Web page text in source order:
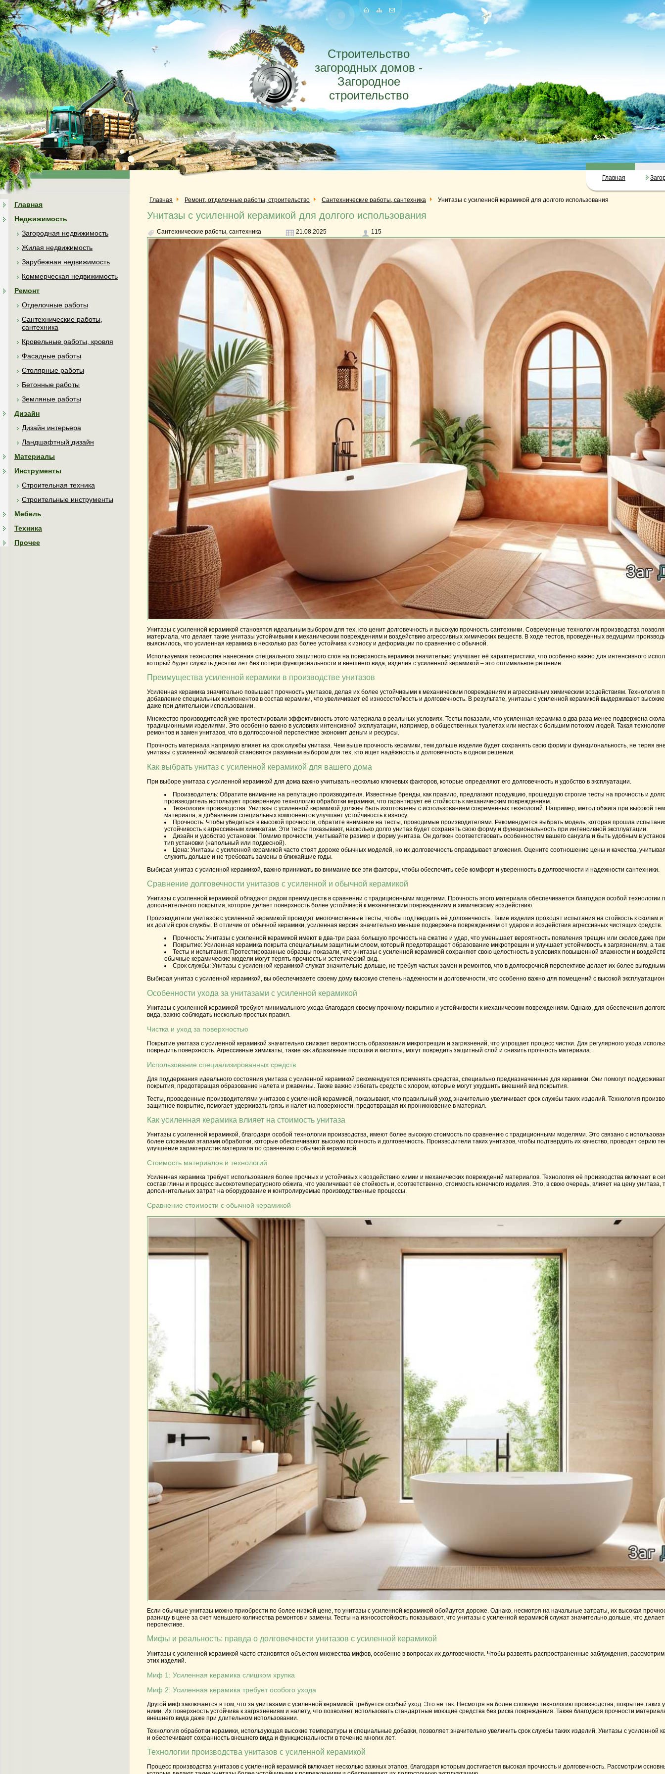
Строительство
загородных домов -
Загородное
строительство
Главная
Главная
Недвижимость
Загородная недвижимость
Жилая недвижимость
Зарубежная недвижимость
Коммерческая недвижимость
Ремонт
Отделочные работы
Сантехнические работы,
сантехника
Кровельные работы, кровля
Фасадные работы
Столярные работы
Бетонные работы
Земляные работы
Дизайн
Дизайн интерьера
Ландшафтный дизайн
Материалы
Инструменты
Строительная техника
Строительные инструменты
Мебель
Техника
Прочее
Главная Ремонт, отделочные работы, строительство Сантехнические работы, сантехника Унитазы с усиленной керамикой для долгого использования
Унитазы с усиленной керамикой для долгого использования
Сантехнические работы, сантехника 21.08.2025 115
Унитазы с усиленной керамикой становятся идеальным выбором для тех, кто ценит долговечность и высокую прочность сантехники. Современные технологии производства
материала, что делает такие унитазы устойчивыми к механическим повреждениям и воздействию агрессивных химических веществ. В ходе тестов, проведённых ведущими
выяснилось, что усиленная керамика в несколько раз более устойчива к износу и деформации по сравнению с обычной.
Используемая технология нанесения специального защитного слоя на поверхность керамики значительно улучшает её характеристики, что особенно важно для интенсивного
который будет служить десятки лет без потери функциональности и внешнего вида, изделия с усиленной керамикой – это оптимальное решение.
Преимущества усиленной керамики в производстве унитазов
Усиленная керамика значительно повышает прочность унитазов, делая их более устойчивыми к механическим повреждениям и агрессивным химическим воздействиям. Технология
добавление специальных компонентов в состав керамики, что увеличивает её износостойкость и долговечность. В результате, унитазы с усиленной керамикой выдерживают
даже при длительном использовании.
Множество производителей уже протестировали эффективность этого материала в реальных условиях. Тесты показали, что усиленная керамика в два раза менее подвержена
традиционными изделиями. Это особенно важно в условиях интенсивной эксплуатации, например, в общественных туалетах или местах с большим потоком людей. Такая
ремонтов и замен унитазов, что в долгосрочной перспективе экономит деньги и ресурсы.
Прочность материала напрямую влияет на срок службы унитаза. Чем выше прочность керамики, тем дольше изделие будет сохранять свою форму и функциональность, не теряя
унитазы с усиленной керамикой становятся разумным выбором для тех, кто ищет надёжность и долговечность в одном решении.
Как выбрать унитаз с усиленной керамикой для вашего дома
При выборе унитаза с усиленной керамикой для дома важно учитывать несколько ключевых факторов, которые определяют его долговечность и удобство в эксплуатации.
Производитель: Обратите внимание на репутацию производителя. Известные бренды, как правило, предлагают продукцию, прошедшую строгие тесты на прочность и
производитель использует проверенную технологию обработки керамики, что гарантирует её стойкость к механическим повреждениям.
Технология производства: Унитазы с усиленной керамикой должны быть изготовлены с использованием современных технологий. Например, метод обжига при высокой
материала, а добавление специальных компонентов улучшает устойчивость к износу.
Прочность: Чтобы убедиться в высокой прочности, обратите внимание на тесты, проводимые производителями. Рекомендуется выбрать модель, которая прошла
устойчивость к агрессивным химикатам. Эти тесты показывают, насколько долго унитаз будет сохранять свою форму и функциональность при интенсивной эксплуатации.
Дизайн и удобство установки: Помимо прочности, учитывайте размер и форму унитаза. Он должен соответствовать особенностям вашего санузла и быть удобным в
тип установки (напольный или подвесной).
Цена: Унитазы с усиленной керамикой часто стоят дороже обычных моделей, но их долговечность оправдывает вложения. Оцените соотношение цены и качества,
служить дольше и не требовать замены в ближайшие годы.
Выбирая унитаз с усиленной керамикой, важно принимать во внимание все эти факторы, чтобы обеспечить себе комфорт и уверенность в долговечности и надежности сантехники.
Сравнение долговечности унитазов с усиленной и обычной керамикой
Унитазы с усиленной керамикой обладают рядом преимуществ в сравнении с традиционными моделями. Прочность этого материала обеспечивается благодаря особой технологии
дополнительного покрытия, которое делает поверхность более устойчивой к механическим повреждениям и химическому воздействию.
Производители унитазов с усиленной керамикой проводят многочисленные тесты, чтобы подтвердить её долговечность. Такие изделия проходят испытания на стойкость к сколам
их долгий срок службы. В отличие от обычной керамики, усиленная версия значительно меньше подвержена повреждениям от ударов и воздействия агрессивных чистящих средств.
Прочность: Унитазы с усиленной керамикой имеют в два-три раза большую прочность на сжатие и удар, что уменьшает вероятность появления трещин или сколов даже
Покрытие: Усиленная керамика покрыта специальным защитным слоем, который предотвращает образование микротрещин и улучшает устойчивость к загрязнениям, а
Тесты и испытания: Протестированные образцы показали, что унитазы с усиленной керамикой сохраняют свою целостность в условиях повышенной влажности и
обычные керамические модели могут терять прочность и эстетический вид.
Срок службы: Унитазы с усиленной керамикой служат значительно дольше, не требуя частых замен и ремонтов, что в долгосрочной перспективе делает их более
Выбирая унитаз с усиленной керамикой, вы обеспечиваете своему дому высокую степень надежности и долговечности, что особенно важно для помещений с высокой
Особенности ухода за унитазами с усиленной керамикой
Унитазы с усиленной керамикой требуют минимального ухода благодаря своему прочному покрытию и устойчивости к механическим повреждениям. Однако, для обеспечения
вида, важно соблюдать несколько простых правил.
Чистка и уход за поверхностью
Покрытие унитаза с усиленной керамикой значительно снижает вероятность образования микротрещин и загрязнений, что упрощает процесс чистки. Для регулярного ухода
повредить поверхность. Агрессивные химикаты, такие как абразивные порошки и кислоты, могут повредить защитный слой и снизить прочность материала.
Использование специализированных средств
Для поддержания идеального состояния унитаза с усиленной керамикой рекомендуется применять средства, специально предназначенные для керамики. Они помогут
покрытия, предотвращая образование налета и ржавчины. Также важно избегать средств с хлором, которые могут ухудшить внешний вид покрытия.
Тесты, проведенные производителями унитазов с усиленной керамикой, показывают, что правильный уход значительно увеличивает срок службы таких изделий. Технология
защитное покрытие, помогает удерживать грязь и налет на поверхности, предотвращая их проникновение в материал.
Как усиленная керамика влияет на стоимость унитаза
Унитазы с усиленной керамикой, благодаря особой технологии производства, имеют более высокую стоимость по сравнению с традиционными моделями. Это связано с
более сложными этапами обработки, которые обеспечивают высокую прочность и долговечность. Производители таких унитазов, чтобы подтвердить их качество, проводят серию
улучшение характеристик материала по сравнению с обычной керамикой.
Стоимость материалов и технологий
Усиленная керамика требует использования более прочных и устойчивых к воздействию химии и механических повреждений материалов. Технология её производства включает в
состав глины и процесс высокотемпературного обжига, что увеличивает её стойкость и, соответственно, стоимость конечного изделия. Это, в свою очередь, влияет на цену унитаза,
дополнительных затрат на оборудование и контролируемые производственные процессы.
Сравнение стоимости с обычной керамикой
Если обычные унитазы можно приобрести по более низкой цене, то унитазы с усиленной керамикой обойдутся дороже. Однако, несмотря на начальные затраты, их высокая
разницу в цене за счет меньшего количества ремонтов и замены. Тесты на износостойкость показывают, что унитазы с усиленной керамикой служат значительно дольше, что
перспективе.
Мифы и реальность: правда о долговечности унитазов с усиленной керамикой
Унитазы с усиленной керамикой часто становятся объектом множества мифов, особенно в вопросах их долговечности. Чтобы развеять распространенные заблуждения,
этих изделий.
Миф 1: Усиленная керамика слишком хрупка
Миф 2: Усиленная керамика требует особого ухода
Другой миф заключается в том, что за унитазами с усиленной керамикой требуется особый уход. Это не так. Несмотря на более сложную технологию производства, покрытие таких
ними. Их поверхность устойчива к загрязнениям и налету, что позволяет использовать стандартные моющие средства без риска повреждения. Также благодаря прочности
внешнего вида даже при длительном использовании.
Технология обработки керамики, использующая высокие температуры и специальные добавки, позволяет значительно увеличить срок службы таких изделий. Унитазы с усиленной
и обеспечивают сохранность внешнего вида и функциональности в течение многих лет.
Технологии производства унитазов с усиленной керамикой
Процесс производства унитазов с усиленной керамикой включает несколько важных этапов, благодаря которым достигается высокая прочность и долговечность. Рассмотрим